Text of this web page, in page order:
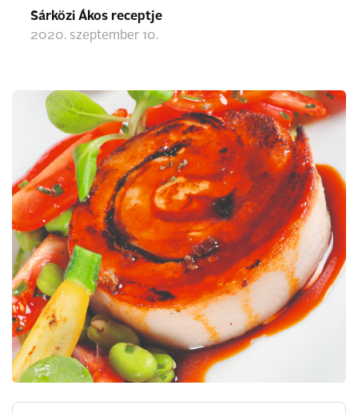
Sárközi Ákos receptje
2020. szeptember 10.